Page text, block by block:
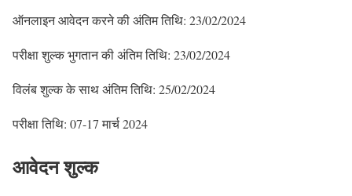
ऑनलाइन आवेदन करने की अंतिम तिथि: 23/02/2024
परीक्षा शुल्क भुगतान की अंतिम तिथि: 23/02/2024
विलंब शुल्क के साथ अंतिम तिथि: 25/02/2024
परीक्षा तिथि: 07-17 मार्च 2024
आवेदन शुल्क